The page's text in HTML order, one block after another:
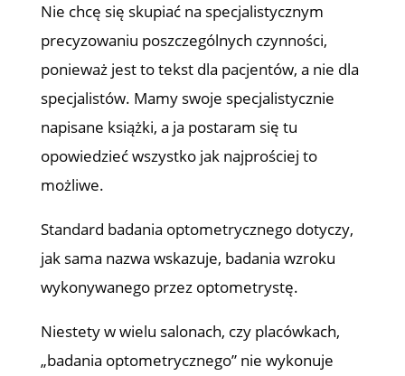
Nie chcę się skupiać na specjalistycznym
precyzowaniu poszczególnych czynności,
ponieważ jest to tekst dla pacjentów, a nie dla
specjalistów. Mamy swoje specjalistycznie
napisane książki, a ja postaram się tu
opowiedzieć wszystko jak najprościej to
możliwe.
Standard badania optometrycznego dotyczy,
jak sama nazwa wskazuje, badania wzroku
wykonywanego przez optometrystę.
Niestety w wielu salonach, czy placówkach,
„badania optometrycznego” nie wykonuje